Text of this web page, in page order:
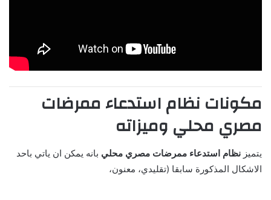
مكونات نظام استدعاء ممرضات
مصري محلي وميزاته
يتميز نظام استدعاء ممرضات مصري محلي بانه يمكن ان ياتي باحد
الاشكال المذكورة سابقا (تقليدي، معنون،